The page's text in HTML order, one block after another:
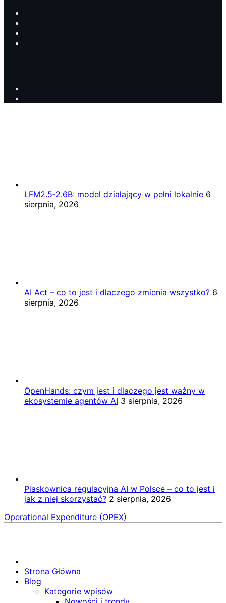
LFM2.5‑2.6B: model działający w pełni lokalnie 6
sierpnia, 2026
AI Act – co to jest i dlaczego zmienia wszystko? 6
sierpnia, 2026
OpenHands: czym jest i dlaczego jest ważny w
ekosystemie agentów AI 3 sierpnia, 2026
Piaskownica regulacyjna AI w Polsce – co to jest i
jak z niej skorzystać? 2 sierpnia, 2026
Operational Expenditure (OPEX)
Strona Główna
Blog
Kategorie wpisów